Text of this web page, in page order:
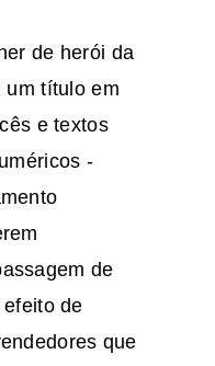
de herói da
um título em
e textos
-
de
de
que